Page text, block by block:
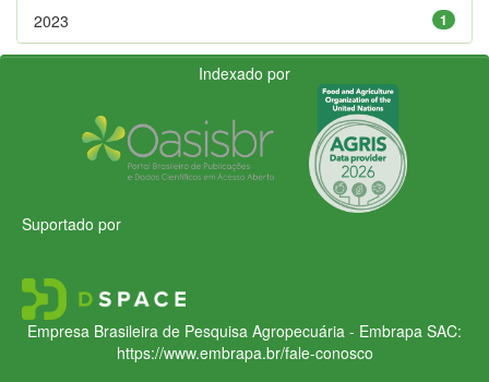
1
2023
Indexado por
Suportado por
Empresa Brasileira de Pesquisa Agropecuária - Embrapa SAC:
https://www.embrapa.br/fale-conosco